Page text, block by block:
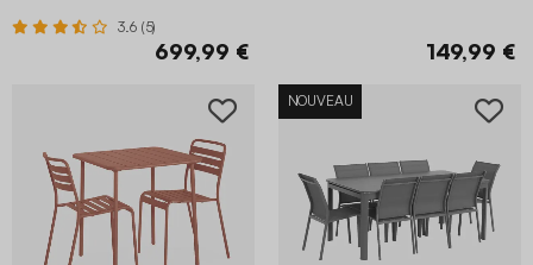
3.6 (5)
699,99 € 149,99 €
NOUVEAU